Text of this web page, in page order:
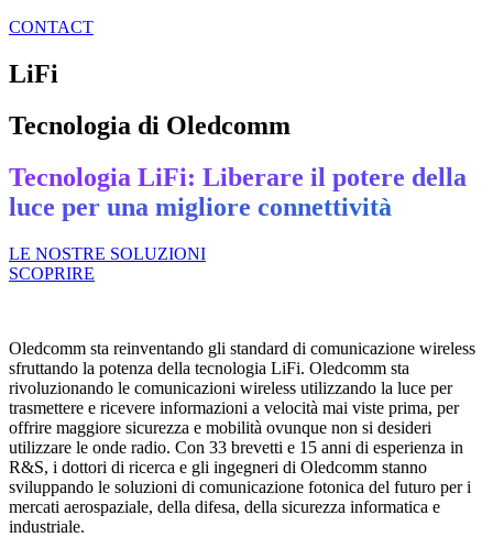
CONTACT
LiFi
Tecnologia di Oledcomm
Tecnologia LiFi: Liberare il potere della
luce per una migliore connettività
LE NOSTRE SOLUZIONI
SCOPRIRE
Oledcomm sta reinventando gli standard di comunicazione wireless
sfruttando la potenza della tecnologia LiFi. Oledcomm sta
rivoluzionando le comunicazioni wireless utilizzando la luce per
trasmettere e ricevere informazioni a velocità mai viste prima, per
offrire maggiore sicurezza e mobilità ovunque non si desideri
utilizzare le onde radio. Con 33 brevetti e 15 anni di esperienza in
R&S, i dottori di ricerca e gli ingegneri di Oledcomm stanno
sviluppando le soluzioni di comunicazione fotonica del futuro per i
mercati aerospaziale, della difesa, della sicurezza informatica e
industriale.